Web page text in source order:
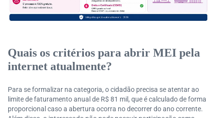
Quais os critérios para abrir MEI pela
internet atualmente?
Para se formalizar na categoria, o cidadão precisa se atentar ao
limite de faturamento anual de R$ 81 mil, que é calculado de forma
proporcional caso a abertura ocorra no decorrer do ano corrente.